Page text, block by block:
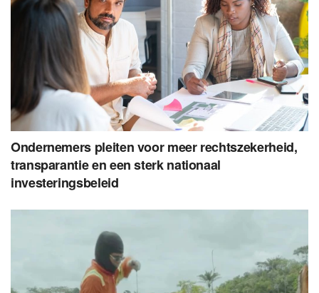
Ondernemers pleiten voor meer rechtszekerheid,
transparantie en een sterk nationaal
investeringsbeleid